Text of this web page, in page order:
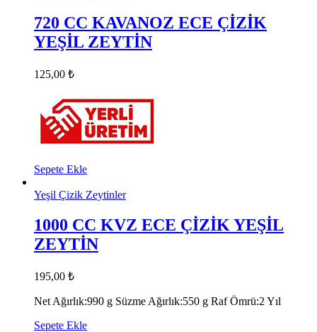
720 CC KAVANOZ ECE ÇİZİK
YEŞİL ZEYTİN
125,00 ₺
Sepete Ekle
Yeşil Çizik Zeytinler
1000 CC KVZ ECE ÇİZİK YEŞİL
ZEYTİN
195,00 ₺
Net Ağırlık:990 g Süzme Ağırlık:550 g Raf Ömrü:2 Yıl
Sepete Ekle